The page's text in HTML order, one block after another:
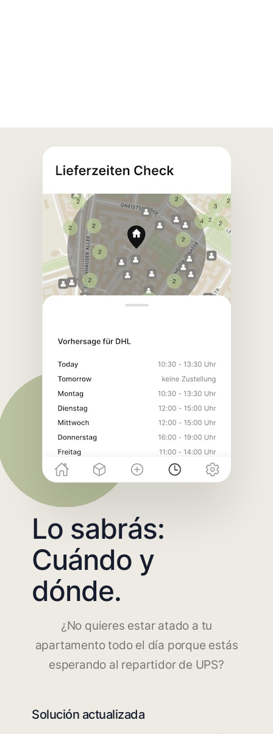
Lo sabrás:
Cuándo y
dónde.
¿No quieres estar atado a tu
apartamento todo el día porque estás
esperando al repartidor de UPS?
Solución actualizada